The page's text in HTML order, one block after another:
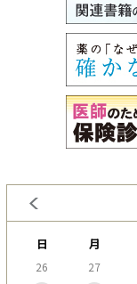
日 月
26 27